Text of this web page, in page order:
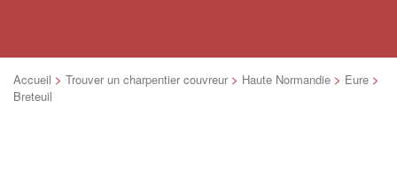
Accueil > Trouver un charpentier couvreur > Haute Normandie > Eure >
Breteuil